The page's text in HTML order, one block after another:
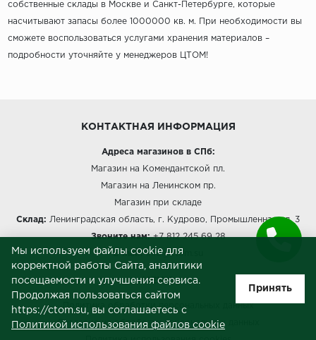
собственные склады в Москве и Санкт-Петербурге, которые
насчитывают запасы более 1000000 кв. м. При необходимости вы
сможете воспользоваться услугами хранения материалов –
подробности уточняйте у менеджеров ЦТОМ!
КОНТАКТНАЯ ИНФОРМАЦИЯ
Адреса магазинов в СПб:
Магазин на Комендантской пл.
Магазин на Ленинском пр.
Магазин при складе
Склад: Ленинградская область, г. Кудрово, Промышленная ул, 3
Звоните нам:+7 812 245 69 28
E-mail: info@ctom.su
МЕНЮ
Политика обработки персональных данных
Согласие на обработку персональных данных
Мы используем файлы cookie для
корректной работы Сайта, аналитики
посещаемости и улучшения сервиса.
Продолжая пользоваться сайтом
https://ctom.su, вы соглашаетесь с
Политикой использования файлов cookie
Принять